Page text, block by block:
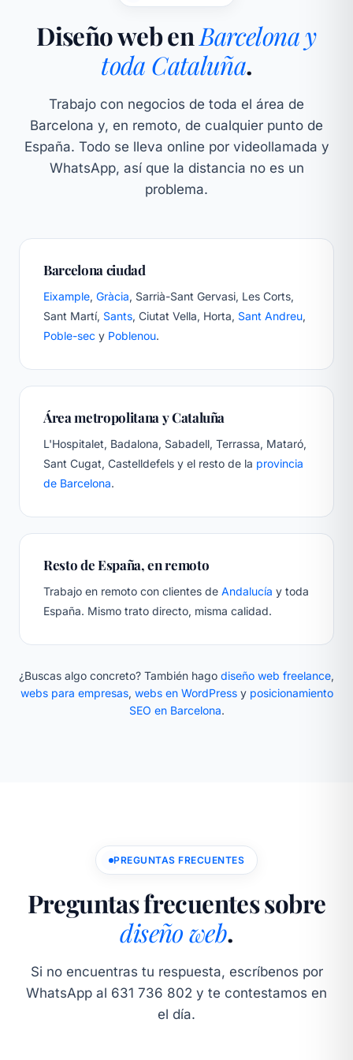
Diseño web enBarcelona y
toda Cataluña.
Trabajo con negocios de toda el área de
Barcelona y, en remoto, de cualquier punto de
España. Todo se lleva online por videollamada y
WhatsApp, así que la distancia no es un
problema.
Barcelona ciudad
Eixample, Gràcia, Sarrià-Sant Gervasi, Les Corts,
Sant Martí, Sants, Ciutat Vella, Horta, Sant Andreu,
Poble-sec y Poblenou.
Área metropolitana y Cataluña
L'Hospitalet, Badalona, Sabadell, Terrassa, Mataró,
Sant Cugat, Castelldefels y el resto de la provincia
de Barcelona.
Resto de España, en remoto
Trabajo en remoto con clientes de Andalucía y toda
España. Mismo trato directo, misma calidad.
¿Buscas algo concreto? También hago diseño web freelance,
webs para empresas, webs en WordPressy posicionamiento
SEO en Barcelona.
PREGUNTAS FRECUENTES
Preguntas frecuentes sobre
diseño web.
Si no encuentras tu respuesta, escríbenos por
WhatsApp al 631 736 802 y te contestamos en
el día.